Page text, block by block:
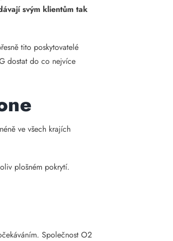
svým klientům tak
tito poskytovatelé
dostat do co nejvíce
ve všech krajích
plošném pokrytí.
Společnost O2